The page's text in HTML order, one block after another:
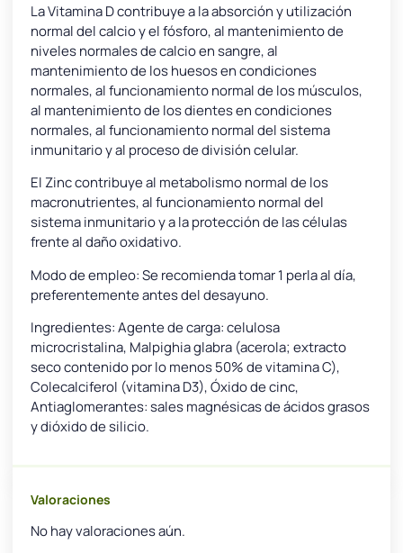
La Vitamina D contribuye a la absorción y utilización
normal del calcio y el fósforo, al mantenimiento de
niveles normales de calcio en sangre, al
mantenimiento de los huesos en condiciones
normales, al funcionamiento normal de los músculos,
al mantenimiento de los dientes en condiciones
normales, al funcionamiento normal del sistema
inmunitario y al proceso de división celular.
El Zinc contribuye al metabolismo normal de los
macronutrientes, al funcionamiento normal del
sistema inmunitario y a la protección de las células
frente al daño oxidativo.
Modo de empleo: Se recomienda tomar 1 perla al día,
preferentemente antes del desayuno.
Ingredientes: Agente de carga: celulosa
microcristalina, Malpighia glabra (acerola; extracto
seco contenido por lo menos 50% de vitamina C),
Colecalciferol (vitamina D3), Óxido de cinc,
Antiaglomerantes: sales magnésicas de ácidos grasos
y dióxido de silicio.
Valoraciones
No hay valoraciones aún.